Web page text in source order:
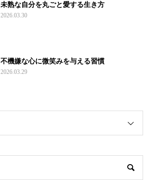
未熟な自分を丸ごと愛する生き方
2026.03.30
不機嫌な心に微笑みを与える習慣
2026.03.29